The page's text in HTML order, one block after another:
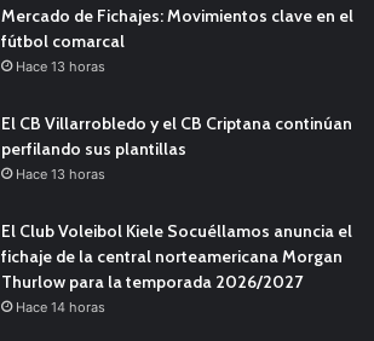
Mercado de Fichajes: Movimientos clave en el
fútbol comarcal
Hace 13 horas
El CB Villarrobledo y el CB Criptana continúan
perfilando sus plantillas
Hace 13 horas
El Club Voleibol Kiele Socuéllamos anuncia el
fichaje de la central norteamericana Morgan
Thurlow para la temporada 2026/2027
Hace 14 horas